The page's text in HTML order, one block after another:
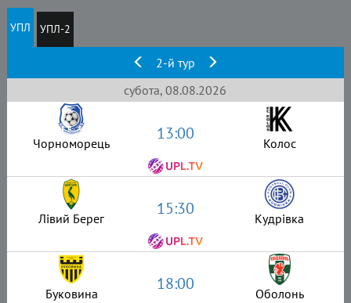
УПЛ УПЛ-2
2-й тур
субота, 08.08.2026
Чорноморець 13:00 Колос
Лівий Берег 15:30 Кудрівка
Буковина 18:00 Оболонь